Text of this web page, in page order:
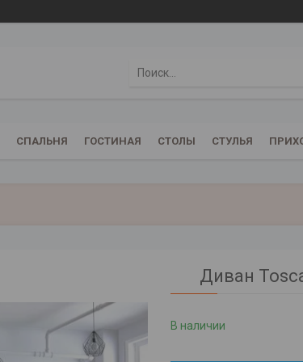
СПАЛЬНЯ ГОСТИНАЯ СТОЛЫ СТУЛЬЯ
Диван
В наличии